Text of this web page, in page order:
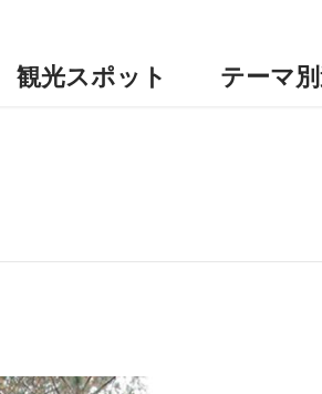
観光スポット テーマ